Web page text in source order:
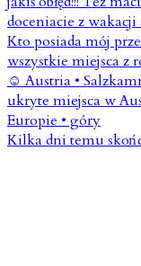
Kilka dni temu